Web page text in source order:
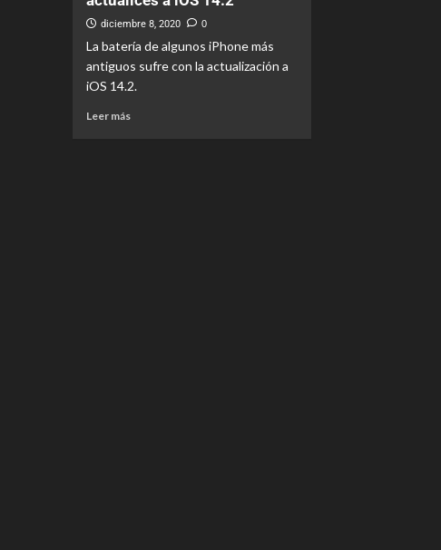
diciembre 8, 2020 0
La batería de algunos iPhone más
antiguos sufre con la actualización a
iOS 14.2.
Leer más